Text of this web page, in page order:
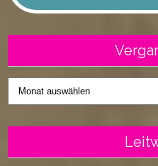
Vergangenes